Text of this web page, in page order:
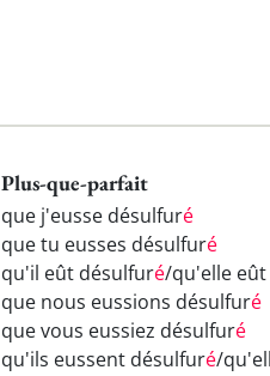
Plus-que-parfait
que j'eusse désulfuré
que tu eusses désulfuré
qu'il eût désulfuré/qu'elle
que nous eussions désulfuré
que vous eussiez désulfuré
qu'ils eussent désulfuré/